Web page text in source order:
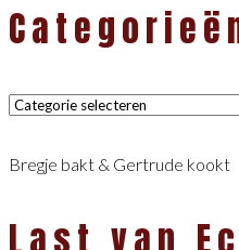
Categorieën
Bregje bakt & Gertrude kookt